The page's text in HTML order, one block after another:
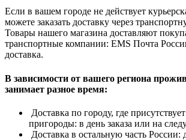
Если в вашем городе не действует
можете заказать доставку через
Товары нашего магазина доставляют
транспортные компании: EMS Почта
доставка.
В зависимости от вашего региона
занимает разное время:
Доставка по городу, где
пригороды: в день заказа или на
Доставка в остальную часть России: